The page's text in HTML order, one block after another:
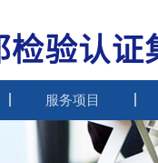
服务项目